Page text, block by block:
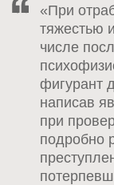
«При
тяжестью
числе
фигурант
написав
при
подробно